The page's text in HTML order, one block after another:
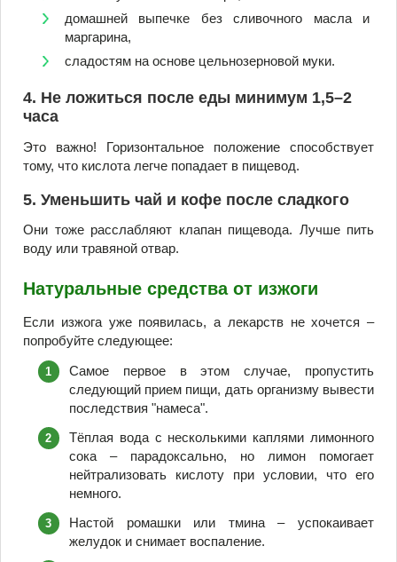
домашней выпечке без сливочного масла и
маргарина,
сладостям на основе цельнозерновой муки.
4. Не ложиться после еды минимум 1,5–2
часа
Это важно! Горизонтальное положение способствует
тому, что кислота легче попадает в пищевод.
5. Уменьшить чай и кофе после сладкого
Они тоже расслабляют клапан пищевода. Лучше пить
воду или травяной отвар.
Натуральные средства от изжоги
Если изжога уже появилась, а лекарств не хочется –
попробуйте следующее:
Самое первое в этом случае, пропустить
следующий прием пищи, дать организму вывести
последствия "намеса".
Тёплая вода с несколькими каплями лимонного
сока – парадоксально, но лимон помогает
нейтрализовать кислоту при условии, что его
немного.
Настой ромашки или тмина – успокаивает
желудок и снимает воспаление.